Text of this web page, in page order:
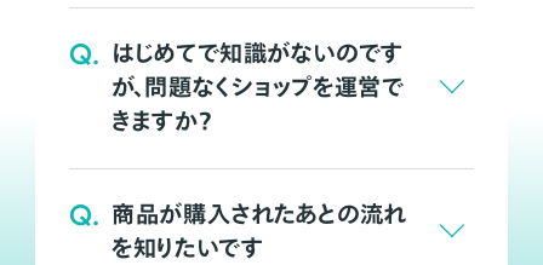
Q. はじめてで知識がないのです
が、問題なくショップを運営で
きますか？
Q. 商品が購入されたあとの流れ
を知りたいです